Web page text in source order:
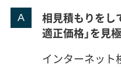
相見積もりをし
適正価格」を見
インターネット